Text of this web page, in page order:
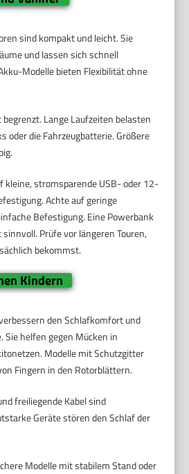
sind kompakt und leicht. Sie
und lassen sich schnell
Modelle bieten Flexibilität ohne
Lange Laufzeiten belasten
oder die Fahrzeugbatterie. Größere
kleine, stromsparende USB- oder 12-
Achte auf geringe
Befestigung. Eine Powerbank
Prüfe vor längeren Touren,
bekommst.
Kindern
den Schlafkomfort und
Sie helfen gegen Mücken in
Modelle mit Schutzgitter
Fingern in den Rotorblättern.
freiliegende Kabel sind
Geräte stören den Schlaf der
Modelle mit stabilem Stand oder